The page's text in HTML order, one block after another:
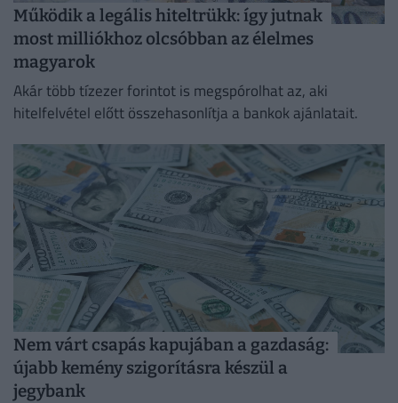
Működik a legális hiteltrükk: így jutnak
most milliókhoz olcsóbban az élelmes
magyarok
Akár több tízezer forintot is megspórolhat az, aki
hitelfelvétel előtt összehasonlítja a bankok ajánlatait.
Nem várt csapás kapujában a gazdaság:
újabb kemény szigorításra készül a
jegybank